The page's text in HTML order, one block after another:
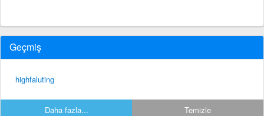
Geçmiş
highfaluting
Daha fazla... Temizle